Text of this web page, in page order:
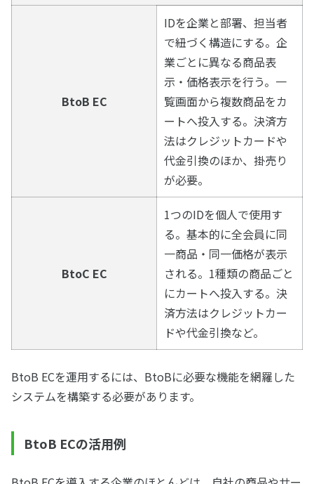
BtoB EC
IDを企業と部署、担当者
で紐づく構造にする。企
業ごとに異なる商品表
示・価格表示を行う。一
覧画面から複数商品をカ
ートへ投入する。決済方
法はクレジットカードや
代金引換のほか、掛売り
が必要。
BtoC EC
1つのIDを個人で使用す
る。基本的に全会員に同
一商品・同一価格が表示
される。1種類の商品ごと
にカートへ投入する。決
済方法はクレジットカー
ドや代金引換など。
BtoB ECを運用するには、BtoBに必要な機能を網羅した
システムを構築する必要があります。
BtoB ECの活用例